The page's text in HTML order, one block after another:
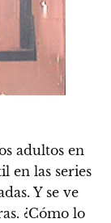
adultos en
en las series
Y se ve
¿Cómo lo